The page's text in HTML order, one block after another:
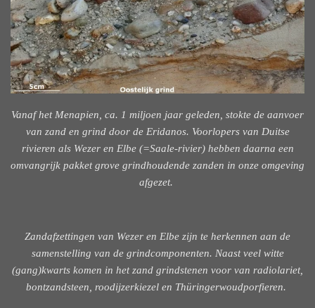
Vanaf het Menapien, ca. 1 miljoen jaar geleden, stokte de aanvoer
van zand en grind door de Eridanos. Voorlopers van Duitse
rivieren als Wezer en Elbe (=Saale-rivier) hebben daarna een
omvangrijk pakket grove grindhoudende zanden in onze omgeving
afgezet.
Zandafzettingen van Wezer en Elbe zijn te herkennen aan de
samenstelling van de grindcomponenten. Naast veel witte
(gang)kwarts komen in het zand grindstenen voor van radiolariet,
bontzandsteen, roodijzerkiezel en Thüringerwoudporfieren.